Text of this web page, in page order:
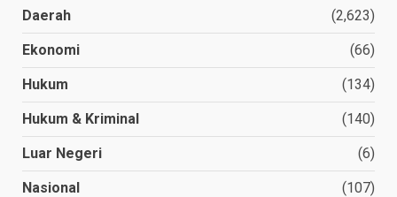
Daerah (2,623)
Ekonomi (66)
Hukum (134)
Hukum & Kriminal (140)
Luar Negeri (6)
Nasional (107)